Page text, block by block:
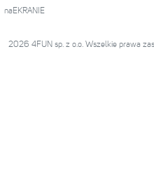
naEKRANIE
2026 4FUN sp. z o.o. Wszelkie prawa